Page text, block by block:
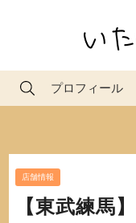
プロフィール
店舗情報
【東武練馬